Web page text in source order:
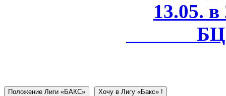
13.05.
БЦ
Положение Лиги «БАКС» Хочу в Лигу «Бакс» !